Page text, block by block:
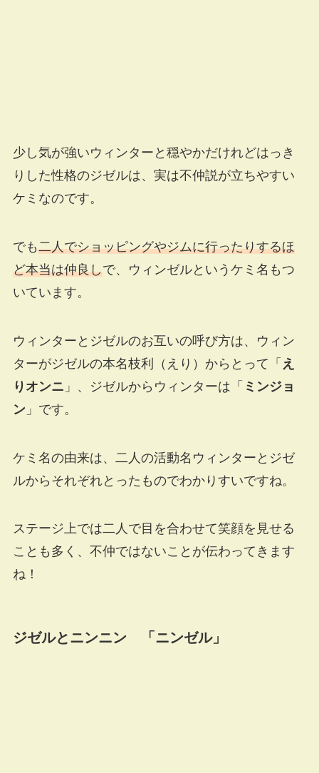
少し気が強いウィンターと穏やかだけれどはっき
りした性格のジゼルは、実は不仲説が立ちやすい
ケミなのです。
でも二人でショッピングやジムに行ったりするほ
ど本当は仲良しで、ウィンゼルというケミ名もつ
いています。
ウィンターとジゼルのお互いの呼び方は、ウィン
ターがジゼルの本名枝利（えり）からとって「 え
りオンニ 」、ジゼルからウィンターは「 ミンジョ
ン 」です。
ケミ名の由来は、二人の活動名ウィンターとジゼ
ルからそれぞれとったものでわかりすいですね。
ステージ上では二人で目を合わせて笑顔を見せる
ことも多く、不仲ではないことが伝わってきます
ね！
ジゼルとニンニン 「ニンゼル」